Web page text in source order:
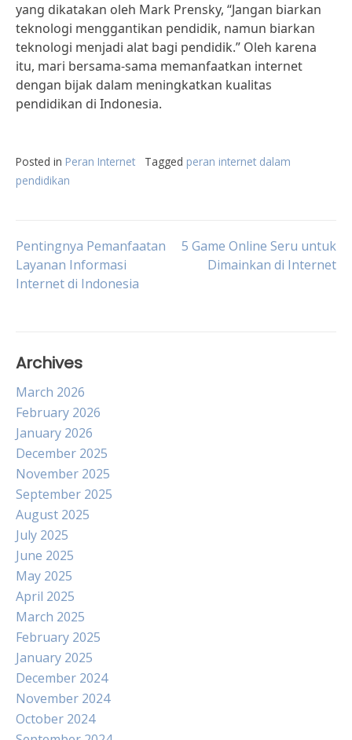
yang dikatakan oleh Mark Prensky, “Jangan biarkan
teknologi menggantikan pendidik, namun biarkan
teknologi menjadi alat bagi pendidik.” Oleh karena
itu, mari bersama-sama memanfaatkan internet
dengan bijak dalam meningkatkan kualitas
pendidikan di Indonesia.
Posted in Peran Internet Tagged peran internet dalam
pendidikan
Post
navigation
Pentingnya Pemanfaatan
Layanan Informasi
Internet di Indonesia
5 Game Online Seru untuk
Dimainkan di Internet
Archives
March 2026
February 2026
January 2026
December 2025
November 2025
September 2025
August 2025
July 2025
June 2025
May 2025
April 2025
March 2025
February 2025
January 2025
December 2024
November 2024
October 2024